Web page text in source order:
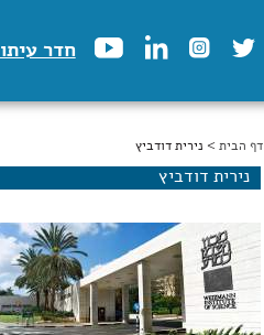
חדר
הינך נמצא כאן
דף הבית > נירית דודביץ
נירית דודביץ